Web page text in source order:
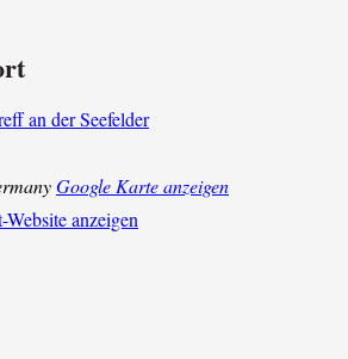
an der Seefelder
Google Karte anzeigen
anzeigen